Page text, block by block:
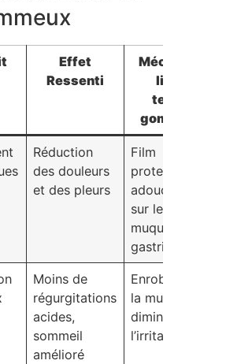
Effet
Ressenti
Mécanisme
lié à la
texture
gommeuse
Réduction
des douleurs
et des pleurs
Film
protecteur
adoucissant
sur les
muqueuses
gastriques
Moins de
régurgitations
acides,
sommeil
amélioré
Enrobage de
la muqueuse,
diminution de
l’irritation